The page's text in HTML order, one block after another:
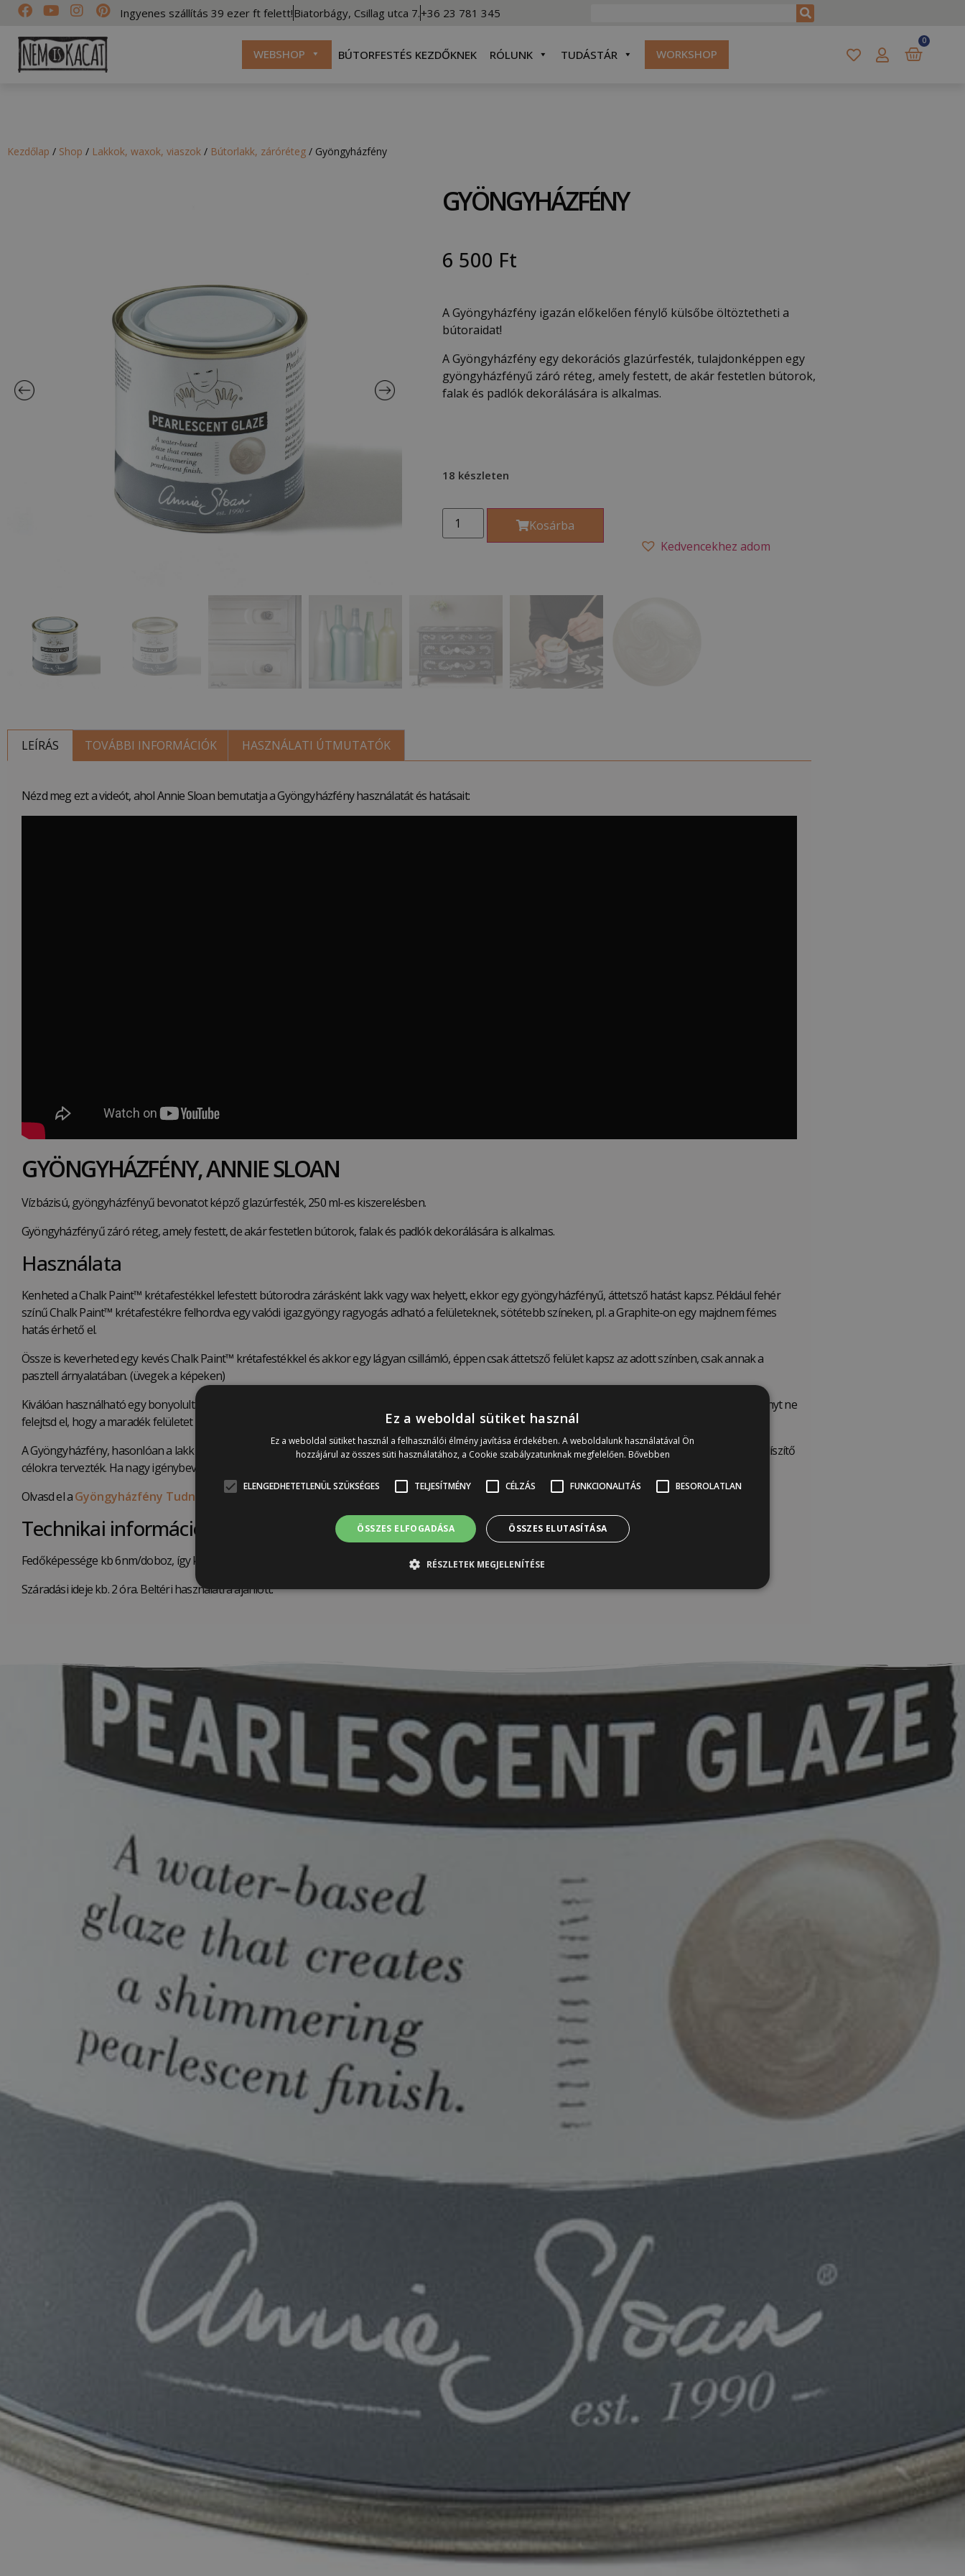
Ingyenes szállítás 39 ezer ft felett!Biatorbágy, Csillag utca 7.+36 23 781 345
WEBSHOP BÚTORFESTÉS KEZDŐKNEK RÓLUNK TUDÁSTÁR WORKSHOP
0
Kezdőlap / Shop / Lakkok, waxok, viaszok / Bútorlakk, záróréteg / Gyöngyházfény
GYÖNGYHÁZFÉNY
6 500 Ft
A Gyöngyházfény igazán előkelően fénylő külsőbe öltöztetheti a
bútoraidat!
A Gyöngyházfény egy dekorációs glazúrfesték, tulajdonképpen egy
gyöngyházfényű záró réteg, amely festett, de akár festetlen bútorok,
falak és padlók dekorálására is alkalmas.
18 készleten
Kosárba
Kedvencekhez adom
LEÍRÁS TOVÁBBI INFORMÁCIÓK HASZNÁLATI ÚTMUTATÓK
Nézd meg ezt a videót, ahol Annie Sloan bemutatja a Gyöngyházfény használatát és hatásait:
GYÖNGYHÁZFÉNY, ANNIE SLOAN
Vízbázisú, gyöngyházfényű bevonatot képző glazúrfesték, 250 ml-es kiszerelésben.
Gyöngyházfényű záró réteg, amely festett, de akár festetlen bútorok, falak és padlók dekorálására is alkalmas.
Használata
Kenheted a Chalk Paint™ krétafestékkel lefestett bútorodra zárásként lakk vagy wax helyett, ekkor egy gyöngyházfényű, áttetsző hatást kapsz. Például fehér
színű Chalk Paint™ krétafestékre felhordva egy valódi igazgyöngy ragyogás adható a felületeknek, sötétebb színeken, pl. a Graphite-on egy majdnem fémes
hatás érhető el.
Össze is keverheted egy kevés Chalk Paint™ krétafestékkel és akkor egy lágyan csillámló, éppen csak áttetsző felület kapsz az adott színben, csak annak a
pasztell árnyalatában. (üvegek a képeken)
Kiválóan használható egy bonyolultabb, csontberakásos díszítés imitálásához is, erre találsz példát a képek között. Ha díszítésre használod a Gyöngyházfényt ne
felejtsd el, hogy a maradék felületet előtte vagy zárd le lakkal, vagy a Gyöngyházfény díszítés felvitele után waxold le az egészet.
A Gyöngyházfény, hasonlóan a lakkunkhoz, egy kopásállóbb felületet hoz létre, kizárólag 250 ml-es kiszerelésben kapható és elsősorban dekorációs- és díszítő
célokra tervezték. Ha nagy igénybevételnek kitett felületet dekorálnál vele ajánlott a lakkozása. Ha wax-szal zárod, az kissé letompíthatja a gyöngyházfényt.
Olvasd el aGyöngyházfény Tudnivalókat!
Technikai információ
Fedőképessége kb 6nm/doboz, így kb. 24 nm-re elég egy liter Gyöngyházfény, persze ez nagyban függ a felülettől és felhordás módjától is.
Száradási ideje kb. 2 óra. Beltéri használatra ajánlott.
Ez a weboldal sütiket használ
Ez a weboldal sütiket használ a felhasználói élmény javítása érdekében. A weboldalunk használatával Ön
hozzájárul az összes süti használatához, a Cookie szabályzatunknak megfelelően. Bővebben
ELENGEDHETETLENÜL SZÜKSÉGES TELJESÍTMÉNY CÉLZÁS FUNKCIONALITÁS BESOROLATLAN
ÖSSZES ELFOGADÁSA ÖSSZES ELUTASÍTÁSA
RÉSZLETEK MEGJELENÍTÉSE